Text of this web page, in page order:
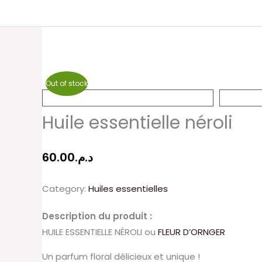
Out of stock
Huile essentielle néroli
د.م.60.00
Category: Huiles essentielles
Description du produit :
HUILE ESSENTIELLE NÉROLI ou FLEUR D’ORNGER
Un parfum floral délicieux et unique !